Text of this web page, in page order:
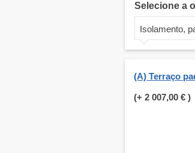
Selecione a
Isolamento,
(A) Terraço
(+ 2 007,00 € )